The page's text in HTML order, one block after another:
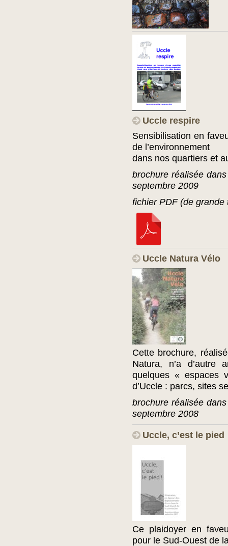
Uccle respire
Sensibilisation en
de l’environnement
dans nos quartiers et
brochure réalisée
septembre 2009
fichier PDF (de
Uccle Natura Vélo
Cette brochure,
Natura, n’a d’autre
quelques « espaces
d’Uccle : parcs, sites
brochure réalisée
septembre 2008
Uccle, c’est le pied
Ce plaidoyer en
pour le Sud-Ouest de